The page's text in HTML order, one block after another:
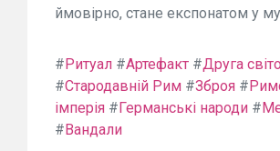
ймовірно, стане експонатом у
# Ритуал #Артефакт #Друга
#Стародавній Рим #Зброя #
імперія # Германські народи #
# Вандали